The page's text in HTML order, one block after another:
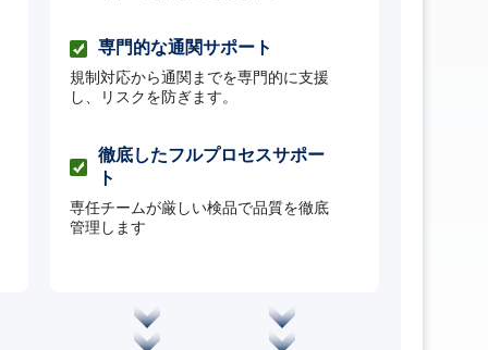
専門的な通関サポート
規制対応から通関までを専門的に支援
し、リスクを防ぎます。
徹底したフルプロセスサポー
ト
専任チームが厳しい検品で品質を徹底
管理します